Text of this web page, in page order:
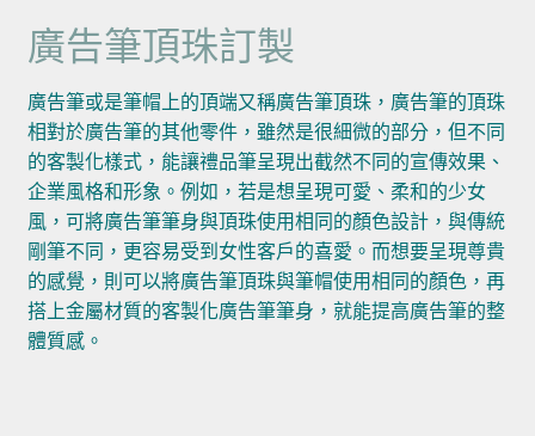
廣告筆頂珠訂製
廣告筆或是筆帽上的頂端又稱廣告筆頂珠，廣告筆的頂珠
相對於廣告筆的其他零件，雖然是很細微的部分，但不同
的客製化樣式，能讓禮品筆呈現出截然不同的宣傳效果、
企業風格和形象。例如，若是想呈現可愛、柔和的少女
風，可將廣告筆筆身與頂珠使用相同的顏色設計，與傳統
剛筆不同，更容易受到女性客戶的喜愛。而想要呈現尊貴
的感覺，則可以將廣告筆頂珠與筆帽使用相同的顏色，再
搭上金屬材質的客製化廣告筆筆身，就能提高廣告筆的整
體質感。